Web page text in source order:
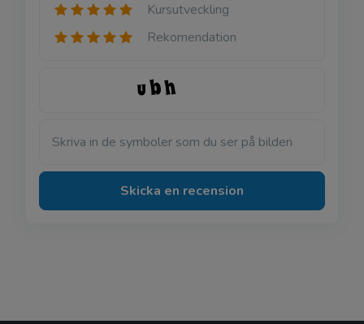
Kursutveckling
Rekomendation
Skriva in de symboler som du ser på bilden
Skicka en recension